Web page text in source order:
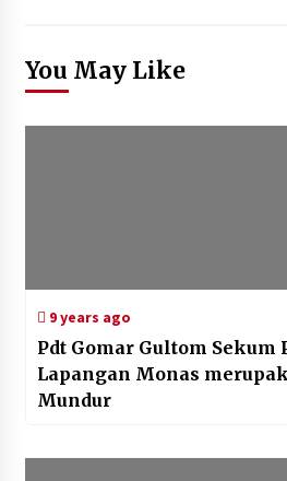
You May Like
9 years ago
Pdt Gomar Gultom Sekum
Lapangan Monas
Mundur